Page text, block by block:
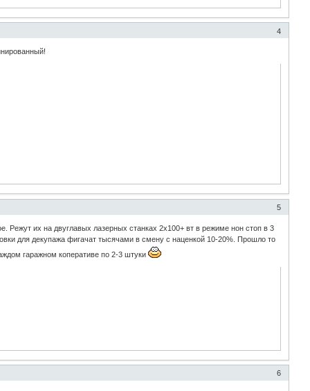
4
5
их на двуглавых лазерных станках 2х100+ вт в режиме нон стоп в 3
для декупажа фигачат тысячами в смену с наценкой 10-20%. Прошло то
гаражном коперативе по 2-3 штуки
6